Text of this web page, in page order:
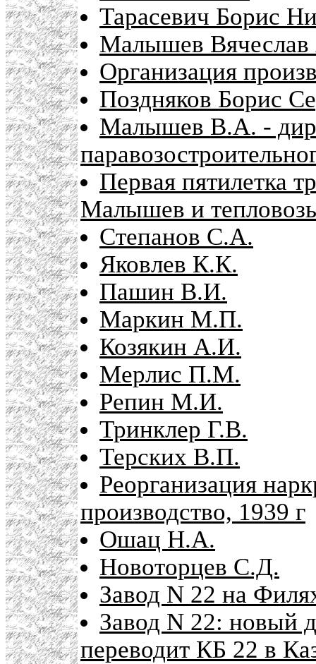
Тарасевич Борис
Малышев Вячеслав
Организация
Поздняков Борис
Малышев В.А. -
Первая пятилетка
Малышев и
Степанов С.А.
Яковлев К.К.
Пашин В.И.
Маркин М.П.
Козякин А.И.
Мерлис П.М.
Репин М.И.
Тринклер Г.В.
Терских В.П.
Реорганизация
производство, 1939 г
Ошац Н.А.
Новоторцев С.Д.
Завод N 22 на
Завод N 22: новый
переводит КБ 22 в